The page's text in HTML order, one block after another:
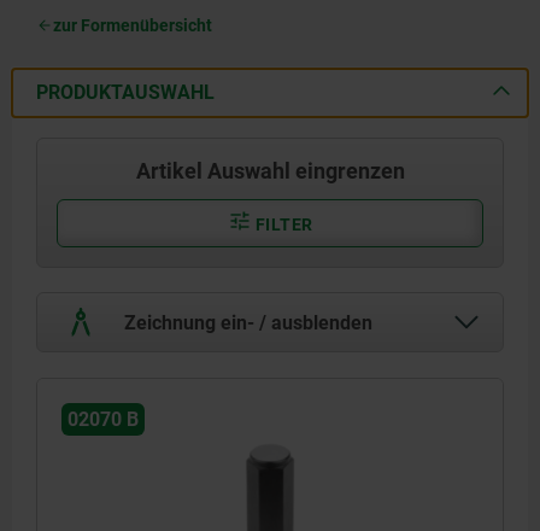
zur Formenübersicht
PRODUKTAUSWAHL
Artikel Auswahl eingrenzen
FILTER
Zeichnung ein- / ausblenden
02070 B